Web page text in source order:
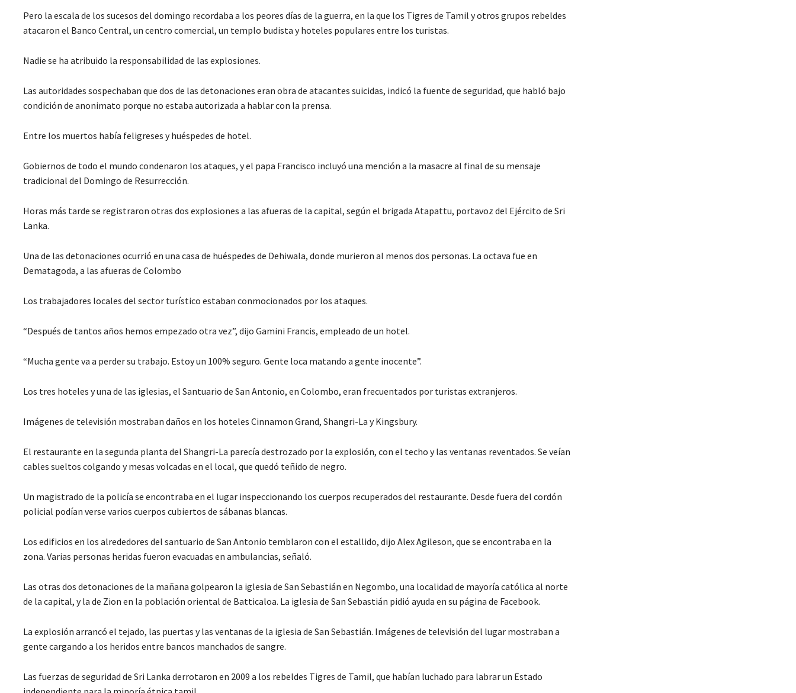
Pero la escala de los sucesos del domingo recordaba a los peores días de la guerra, en la que los Tigres de Tamil y otros grupos rebeldes
atacaron el Banco Central, un centro comercial, un templo budista y hoteles populares entre los turistas.
Nadie se ha atribuido la responsabilidad de las explosiones.
Las autoridades sospechaban que dos de las detonaciones eran obra de atacantes suicidas, indicó la fuente de seguridad, que habló bajo
condición de anonimato porque no estaba autorizada a hablar con la prensa.
Entre los muertos había feligreses y huéspedes de hotel.
Gobiernos de todo el mundo condenaron los ataques, y el papa Francisco incluyó una mención a la masacre al final de su mensaje
tradicional del Domingo de Resurrección.
Horas más tarde se registraron otras dos explosiones a las afueras de la capital, según el brigada Atapattu, portavoz del Ejército de Sri
Lanka.
Una de las detonaciones ocurrió en una casa de huéspedes de Dehiwala, donde murieron al menos dos personas. La octava fue en
Dematagoda, a las afueras de Colombo
Los trabajadores locales del sector turístico estaban conmocionados por los ataques.
“Después de tantos años hemos empezado otra vez”, dijo Gamini Francis, empleado de un hotel.
“Mucha gente va a perder su trabajo. Estoy un 100% seguro. Gente loca matando a gente inocente”.
Los tres hoteles y una de las iglesias, el Santuario de San Antonio, en Colombo, eran frecuentados por turistas extranjeros.
Imágenes de televisión mostraban daños en los hoteles Cinnamon Grand, Shangri-La y Kingsbury.
El restaurante en la segunda planta del Shangri-La parecía destrozado por la explosión, con el techo y las ventanas reventados. Se veían
cables sueltos colgando y mesas volcadas en el local, que quedó teñido de negro.
Un magistrado de la policía se encontraba en el lugar inspeccionando los cuerpos recuperados del restaurante. Desde fuera del cordón
policial podían verse varios cuerpos cubiertos de sábanas blancas.
Los edificios en los alrededores del santuario de San Antonio temblaron con el estallido, dijo Alex Agileson, que se encontraba en la
zona. Varias personas heridas fueron evacuadas en ambulancias, señaló.
Las otras dos detonaciones de la mañana golpearon la iglesia de San Sebastián en Negombo, una localidad de mayoría católica al norte
de la capital, y la de Zion en la población oriental de Batticaloa. La iglesia de San Sebastián pidió ayuda en su página de Facebook.
La explosión arrancó el tejado, las puertas y las ventanas de la iglesia de San Sebastián. Imágenes de televisión del lugar mostraban a
gente cargando a los heridos entre bancos manchados de sangre.
Las fuerzas de seguridad de Sri Lanka derrotaron en 2009 a los rebeldes Tigres de Tamil, que habían luchado para labrar un Estado